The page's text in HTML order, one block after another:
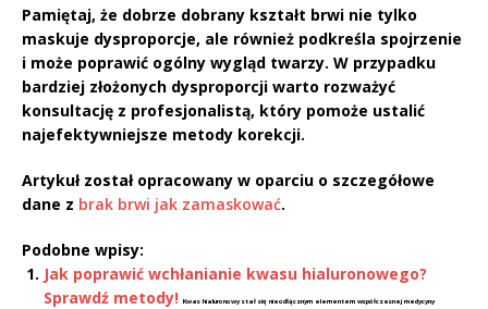
Pamiętaj, że dobrze dobrany kształt brwi nie tylko
maskuje dysproporcje, ale również podkreśla spojrzenie
i może poprawić ogólny wygląd twarzy. W przypadku
bardziej złożonych dysproporcji warto rozważyć
konsultację z profesjonalistą, który pomoże ustalić
najefektywniejsze metody korekcji.
Artykuł został opracowany w oparciu o szczegółowe
dane z brak brwi jak zamaskować.
Podobne wpisy:
Jak poprawić wchłanianie kwasu hialuronowego?
Sprawdź metody!
Kwas hialuronowy stał się nieodłącznym elementem współczesnej medycyny